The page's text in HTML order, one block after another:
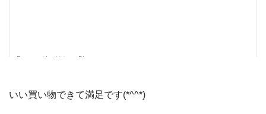
いい買い物できて満足です(*^^*)